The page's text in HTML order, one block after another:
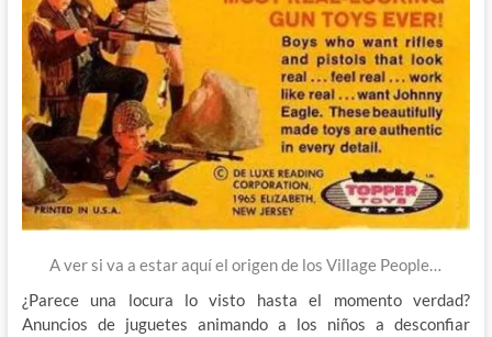
A ver si va a estar aquí el origen de los Village People…
¿Parece una locura lo visto hasta el momento verdad?
Anuncios de juguetes animando a los niños a desconfiar